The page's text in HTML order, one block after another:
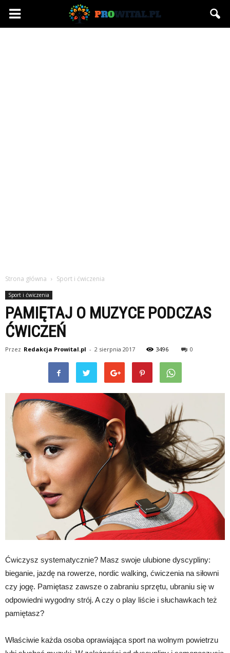
Prowital.pl
Strona główna Sport i ćwiczenia
Sport i ćwiczenia
PAMIĘTAJ O MUZYCE PODCZAS
ĆWICZEŃ
Przez Redakcja Prowital.pl - 2 sierpnia 2017 3496 0
Ćwiczysz systematycznie? Masz swoje ulubione dyscypliny:
bieganie, jazdę na rowerze, nordic walking, ćwiczenia na siłowni
czy jogę. Pamiętasz zawsze o zabraniu sprzętu, ubraniu się w
odpowiedni wygodny strój. A czy o play liście i słuchawkach też
pamiętasz?
Właściwie każda osoba oprawiająca sport na wolnym powietrzu